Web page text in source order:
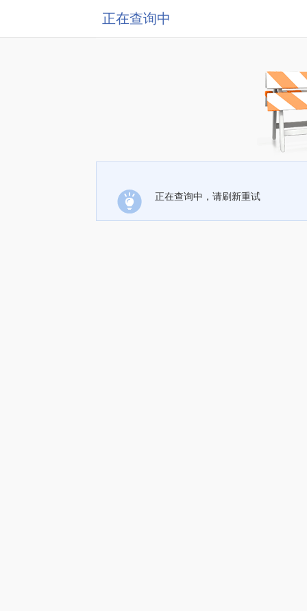
正在查询中
正在查询中，请刷新重试